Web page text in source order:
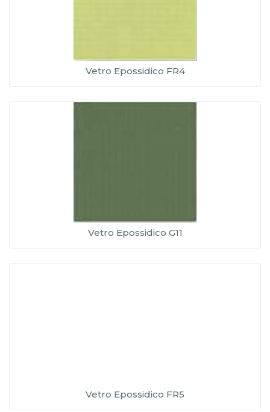
Vetro Epossidico FR4
Vetro Epossidico G11
Vetro Epossidico FR5